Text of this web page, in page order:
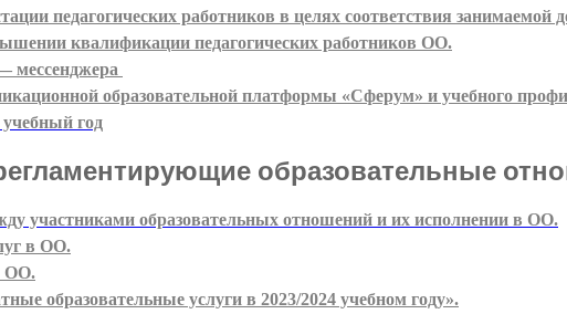
педагогических работников в целях соответствия
квалификации педагогических работников ОО.
мессенджера
образовательной платформы «Сферум» и учебного
год
образовательные
участниками образовательных отношений и их исполнении в ОО.
в ОО.
ОО.
образовательные услуги в 2023/2024 учебном году».